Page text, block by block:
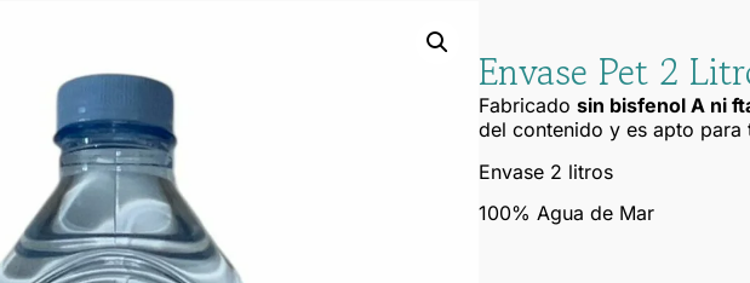
Envase Pet 2
Fabricado sin bisfenol A ni
del contenido y es apto para
Envase 2 litros
100% Agua de Mar